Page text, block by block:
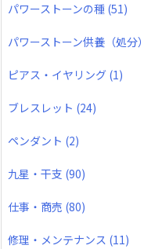
パワーストーンの種 (51)
パワーストーン供養（処分）
ピアス・イヤリング (1)
ブレスレット (24)
ペンダント (2)
九星・干支 (90)
仕事・商売 (80)
修理・メンテナンス (11)